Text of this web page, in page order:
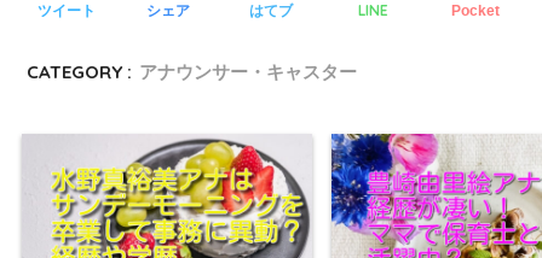
ツイート シェア はてブ LINE Pocket
CATEGORY : アナウンサー・キャスター